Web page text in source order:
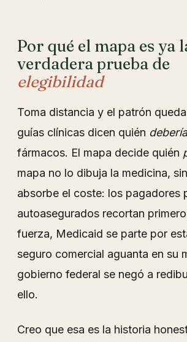
Por qué el mapa es ya
verdadera prueba de
elegibilidad
Toma distancia y el patrón
guías clínicas dicen quién debería
fármacos. El mapa decide quién
mapa no lo dibuja la medicina,
absorbe el coste: los pagadores
autoasegurados recortan
fuerza, Medicaid se parte por
seguro comercial aguanta en su
gobierno federal se negó a
ello.
Creo que esa es la historia